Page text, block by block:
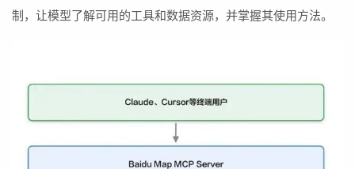
制，让模型了解可用的工具和数据资源，并掌握其使用方法。